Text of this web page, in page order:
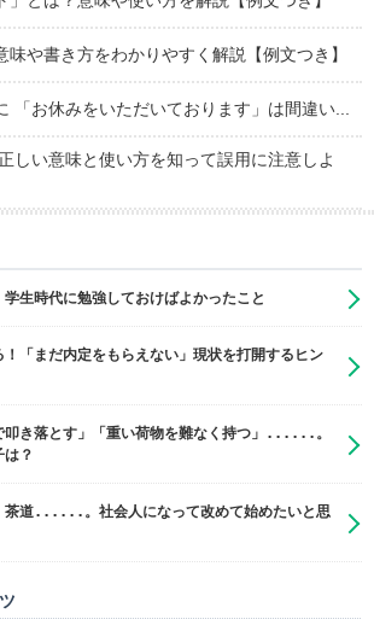
味や書き方をわかりやすく解説【例文つき】
「お休みをいただいております」は間違い...
しい意味と使い方を知って誤用に注意しよ
生時代に勉強しておけばよかったこと
「まだ内定をもらえない」現状を打開するヒン
叩き落とす」「重い荷物を難なく持つ」......。
は？
茶道......。社会人になって改めて始めたいと思